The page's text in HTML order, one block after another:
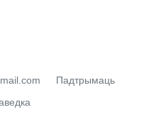
Падтрымаць